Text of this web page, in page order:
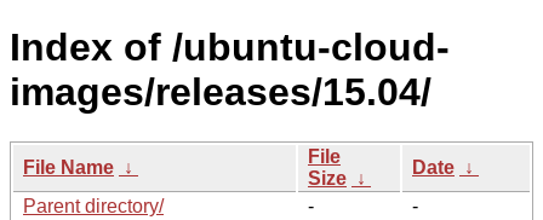
Index of /ubuntu-cloud-
images/releases/15.04/
File Name ↓
File
Size ↓
Date ↓
Parent directory/
-
-